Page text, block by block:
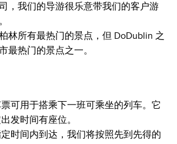
，我们的导游很乐意带我们的客户游
林所有最热门的景点，但 DoDublin 之
最热门的景点之一。
可用于搭乘下一班可乘坐的列车。它
发时间有座位。
时间内到达，我们将按照先到先得的